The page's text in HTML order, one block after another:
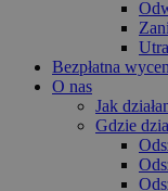
Bezpłatna
O nas
Jak
Gdzie